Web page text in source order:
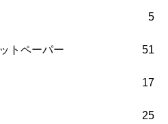
5
トペーパー 51
17
25